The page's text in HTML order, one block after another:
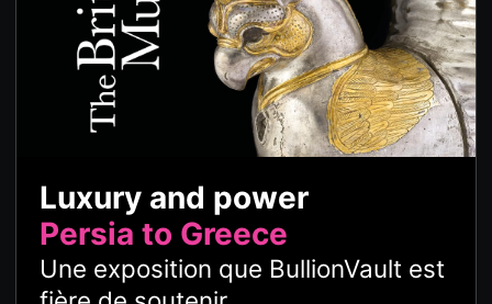
Luxury and power
Persia to Greece
Une exposition que BullionVault est